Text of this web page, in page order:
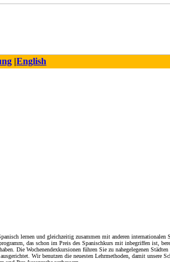
|English
lernen und gleichzeitig zusammen mit anderen internationalen
das schon im Preis des Spanischkurs mit inbegriffen ist,
Die Wochenendexkursionen führen Sie zu nahegelegenen
Wir benutzen die neuesten Lehrmethoden, damit unsere